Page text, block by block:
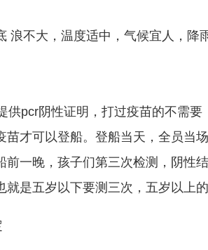
浪不大，温度适中，气候宜人，降
供pcr阴性证明，打过疫苗的不需要
苗才可以登船。登船当天，全员当
前一晚，孩子们第三次检测，阴性
就是五岁以下要测三次，五岁以上